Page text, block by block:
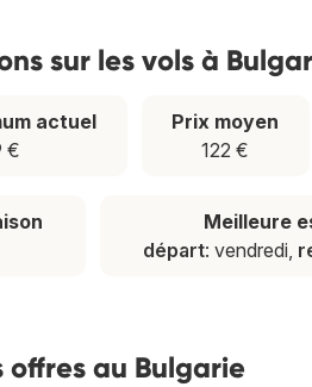
sur les vols à
actuel
€
Prix moyen
122 €
Meilleure
départ: vendredi,
offres au Bulgarie